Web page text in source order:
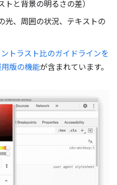
と背景の明るさの差）
光、周囲の状況、テキストの
トラスト比のガイドラインを
版の機能が含まれています。